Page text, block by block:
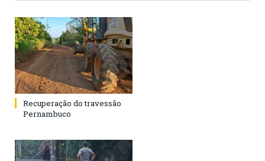
Recuperação do travessão
Pernambuco